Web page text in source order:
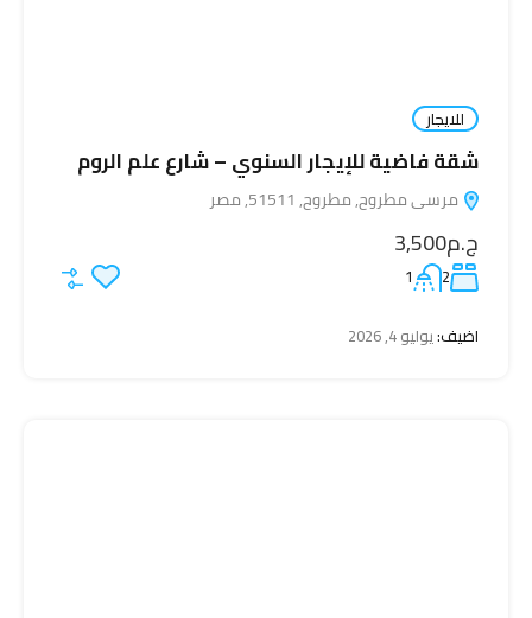
للايجار
شقة فاضية للإيجار السنوي – شارع علم الروم
مرسى مطروح, مطروح, 51511, مصر
ج.م3,500
2
1
اضيف:يوليو 4, 2026